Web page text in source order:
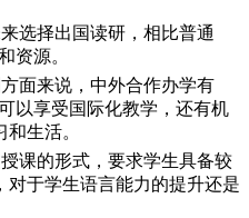
选择出国读研，相比普通
资源。
面来说，中外合作办学有
以享受国际化教学，还有机
生活。
课的形式，要求学生具备较
于学生语言能力的提升还是